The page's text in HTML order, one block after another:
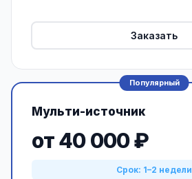
Заказать
Популярный
Мульти-источник
от 40 000 ₽
Срок: 1–2 недели